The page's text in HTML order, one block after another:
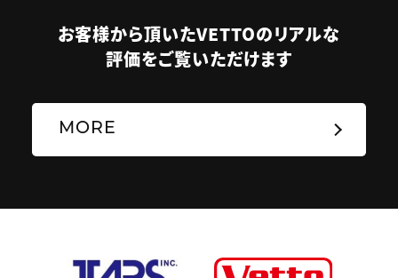
お客様から頂いたVETTOのリアルな
評価をご覧いただけます
MORE